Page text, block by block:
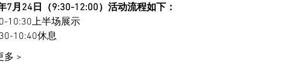
7月24日（9:30-12:00）活动流程如下：
10:30上半场展示
10:40休息
多 >